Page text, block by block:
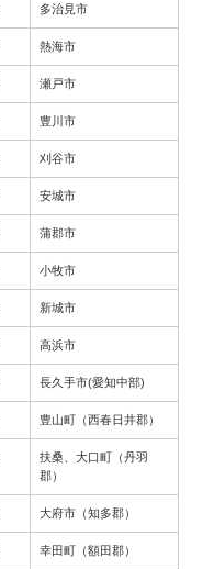
多治見市
熱海市
瀬戸市
豊川市
刈谷市
安城市
蒲郡市
小牧市
新城市
高浜市
長久手市(愛知中部)
豊山町（西春日井郡）
扶桑、大口町（丹羽
郡）
大府市（知多郡）
幸田町（額田郡）